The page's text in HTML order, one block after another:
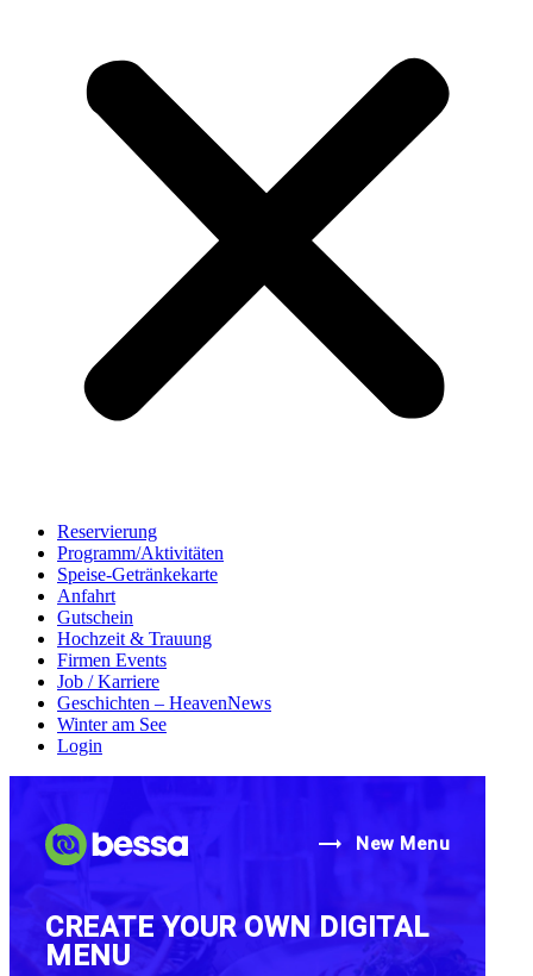
Reservierung
Programm/Aktivitäten
Speise-Getränkekarte
Anfahrt
Gutschein
Hochzeit & Trauung
Firmen Events
Job / Karriere
Geschichten – HeavenNews
Winter am See
Login